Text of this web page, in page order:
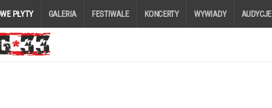
PŁYTY GALERIA FESTIWALE KONCERTY WYWIADY AUDYCJE